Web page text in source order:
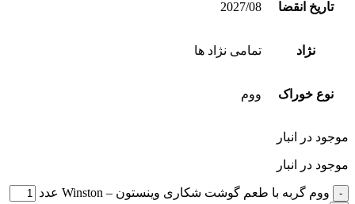
تاریخ انقضا 2027/08
نژاد تمامی نژاد ها
نوع خوراک ووم
موجود در انبار
موجود در انبار
ووم گربه با طعم گوشت شکاری وینستون – Winston عدد